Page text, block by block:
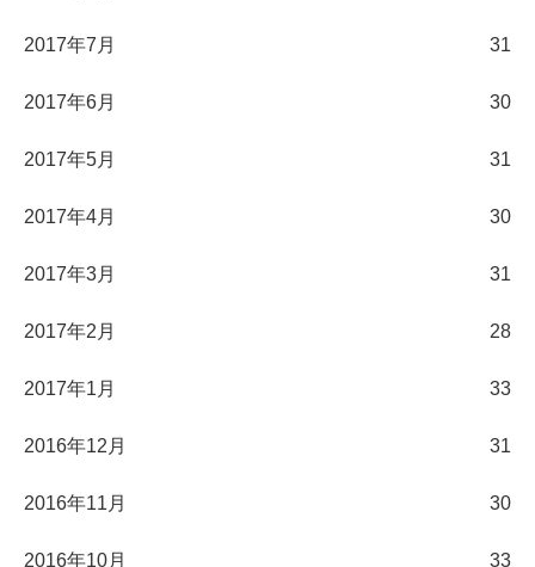
2017年7月 31
2017年6月 30
2017年5月 31
2017年4月 30
2017年3月 31
2017年2月 28
2017年1月 33
2016年12月 31
2016年11月 30
2016年10月 33